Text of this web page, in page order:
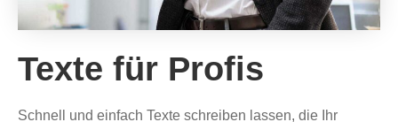
Texte für Profis
Schnell und einfach Texte schreiben lassen, die Ihr